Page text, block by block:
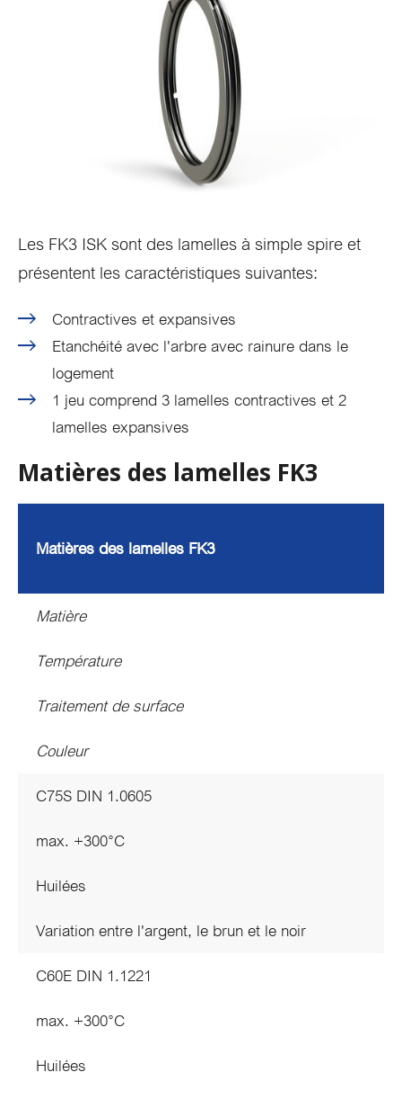
Les FK3 ISK sont des lamelles à simple spire et
présentent les caractéristiques suivantes:
Contractives et expansives
Etanchéité avec l'arbre avec rainure dans le
logement
1 jeu comprend 3 lamelles contractives et 2
lamelles expansives
Matières des lamelles FK3
Matières des lamelles FK3
Matière
Température
Traitement de surface
Couleur
C75S DIN 1.0605
max. +300°C
Huilées
Variation entre l'argent, le brun et le noir
C60E DIN 1.1221
max. +300°C
Huilées